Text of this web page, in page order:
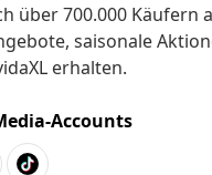
über 700.000 Käufern
saisonale
erhalten.
Accounts